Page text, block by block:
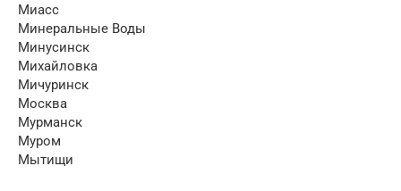
Миасс
Минеральные Воды
Минусинск
Михайловка
Мичуринск
Москва
Мурманск
Муром
Мытищи